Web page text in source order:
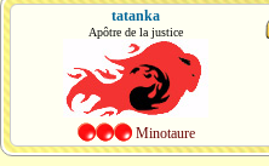
tatanka
Apôtre de la justice
Minotaure